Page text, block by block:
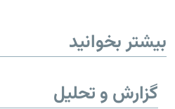
بیشتر بخوانید
گزارش و تحلیل